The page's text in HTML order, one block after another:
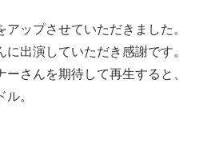
ップさせていただきました。
出演していただき感謝です。
さんを期待して再生すると、
。